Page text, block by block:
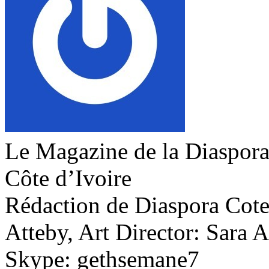
Le Magazine de la
Côte d’Ivoire
Rédaction de Diaspora
Atteby, Art Director: Sara
Skype: gethsemane7